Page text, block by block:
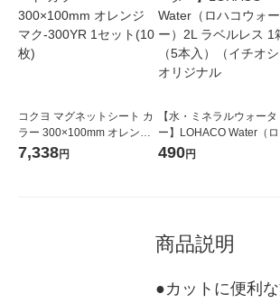
コクヨ マグネットシート カ
ラー 300×100mm オレンジ
マク-300YR 1セット(10枚)
7,338円
【水・ミネラルウォータ
ー】LOHACO Water（
コウォーター）2L ラベル
490円
商品説明
●カットに便利